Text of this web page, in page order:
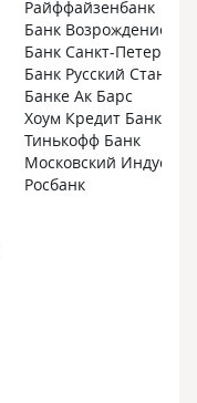
Райффайзенбанк
Банк Возрождение
Банк Санкт-Петербург
Банк Русский
Банке Ак Барс
Хоум Кредит Банк
Тинькофф Банк
Московский
Росбанк